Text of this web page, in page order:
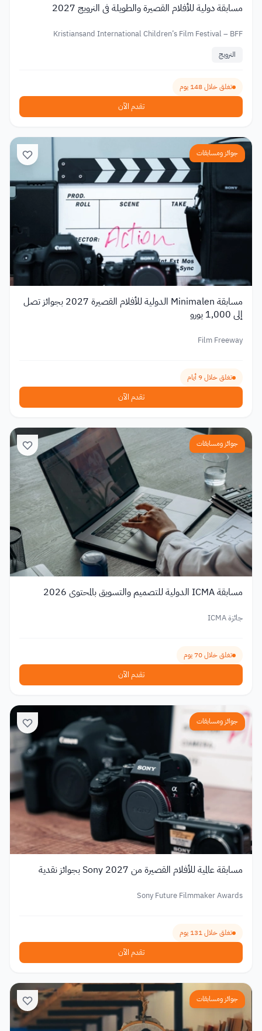
مسابقة دولية للأفلام القصيرة والطويلة في النرويج 2027
Kristiansand International Children’s Film Festival – BFF
النرويج
تغلق خلال 148 يوم
تقدم الآن
جوائز ومسابقات
مسابقة Minimalen الدولية للأفلام القصيرة 2027 بجوائز تصل
إلى 1,000 يورو
Film Freeway
تغلق خلال 9 أيام
تقدم الآن
جوائز ومسابقات
مسابقة ICMA الدولية للتصميم والتسويق بالمحتوى 2026
جائزة ICMA
تغلق خلال 70 يوم
تقدم الآن
جوائز ومسابقات
مسابقة عالمية للأفلام القصيرة من Sony 2027 بجوائز نقدية
Sony Future Filmmaker Awards
تغلق خلال 131 يوم
تقدم الآن
جوائز ومسابقات